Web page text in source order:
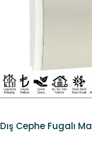
Dış Cephe Fugalı